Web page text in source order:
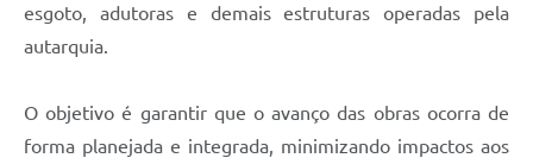
esgoto, adutoras e demais estruturas operadas pela
autarquia.
O objetivo é garantir que o avanço das obras ocorra de
forma planejada e integrada, minimizando impactos aos